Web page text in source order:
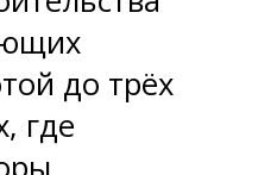
до трёх
где